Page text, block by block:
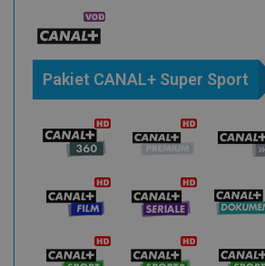
Pakiet CANAL+ Super Sport